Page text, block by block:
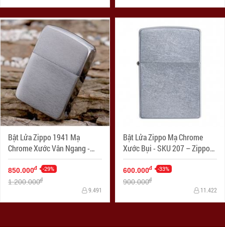
Bật Lửa Zippo 1941 Mạ
Chrome Xước Vân Ngang -
SKU 1941 – Zippo Replica
1941 Brushed Chrome
850.000đ -29%
1.200.000đ
9.491
Bật Lửa Zippo Mạ Chrome
Xước Bụi - SKU 207 – Zippo
Street Chrome
600.000đ -33%
900.000đ
11.422